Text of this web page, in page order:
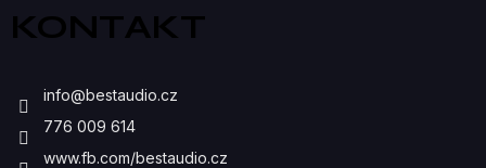
KONTAKT
info@bestaudio.cz
776 009 614
www.fb.com/bestaudio.cz